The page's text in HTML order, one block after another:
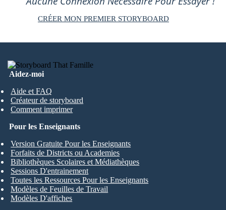
CRÉER MON PREMIER STORYBOARD
Aidez-moi
Aide et FAQ
Créateur de storyboard
Comment imprimer
Pour les Enseignants
Version Gratuite Pour les Enseignants
Forfaits de Districts ou Academies
Bibliothèques Scolaires et Médiathèques
Sessions D'entrainement
Toutes les Ressources Pour les Enseignants
Modèles de Feuilles de Travail
Modèles D'affiches